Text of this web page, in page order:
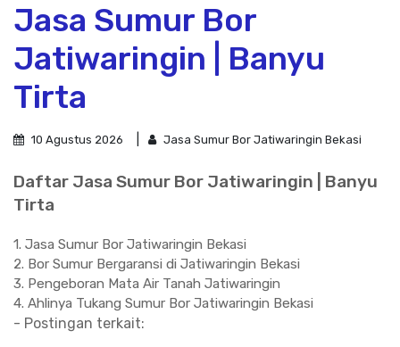
Jasa Sumur Bor
Jatiwaringin | Banyu
Tirta
10 Agustus 2026 Jasa Sumur Bor Jatiwaringin Bekasi
Daftar Jasa Sumur Bor Jatiwaringin | Banyu
Tirta
1. Jasa Sumur Bor Jatiwaringin Bekasi
2. Bor Sumur Bergaransi di Jatiwaringin Bekasi
3. Pengeboran Mata Air Tanah Jatiwaringin
4. Ahlinya Tukang Sumur Bor Jatiwaringin Bekasi
- Postingan terkait: